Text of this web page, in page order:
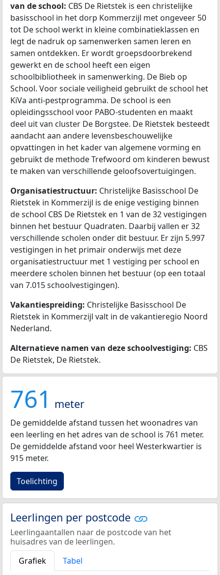
van de school: CBS De Rietstek is een christelijke
basisschool in het dorp Kommerzijl met ongeveer 50
tot De school werkt in kleine combinatieklassen en
legt de nadruk op samenwerken samen leren en
samen ontdekken. Er wordt groepsdoorbrekend
gewerkt en de school heeft een eigen
schoolbibliotheek in samenwerking. De Bieb op
School. Voor sociale veiligheid gebruikt de school het
KiVa anti-pestprogramma. De school is een
opleidingsschool voor PABO-studenten en maakt
deel uit van cluster De Borgstee. De Rietstek besteedt
aandacht aan andere levensbeschouwelijke
opvattingen in het kader van algemene vorming en
gebruikt de methode Trefwoord om kinderen bewust
te maken van verschillende geloofsovertuigingen.
Organisatiestructuur: Christelijke Basisschool De
Rietstek in Kommerzijl is de enige vestiging binnen
de school CBS De Rietstek en 1 van de 32 vestigingen
binnen het bestuur Quadraten. Daarbij vallen er 32
verschillende scholen onder dit bestuur. Er zijn 5.997
vestigingen in het primair onderwijs met deze
organisatiestructuur met 1 vestiging per school en
meerdere scholen binnen het bestuur (op een totaal
van 7.015 schoolvestigingen).
Vakantiespreiding: Christelijke Basisschool De
Rietstek in Kommerzijl valt in de vakantieregio Noord
Nederland.
Alternatieve namen van deze schoolvestiging: CBS
De Rietstek, De Rietstek.
761 meter
De gemiddelde afstand tussen het woonadres van
een leerling en het adres van de school is 761 meter.
De gemiddelde afstand voor heel Westerkwartier is
915 meter.
Toelichting
Leerlingen per postcode
Leerlingaantallen naar de postcode van het
huisadres van de leerlingen.
Grafiek
Tabel